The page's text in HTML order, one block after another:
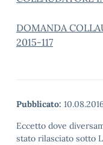
DOMANDA
2015-117
Pubblicato:
Eccetto dove
stato rilasciato sotto